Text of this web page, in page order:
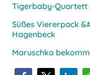
Tigerbaby-Quartett
Süßes Viererpack
Hagenbeck
Maruschka